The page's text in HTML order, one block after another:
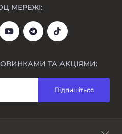
МЕРЕЖІ:
ТА АКЦІЯМИ:
Підпишіться